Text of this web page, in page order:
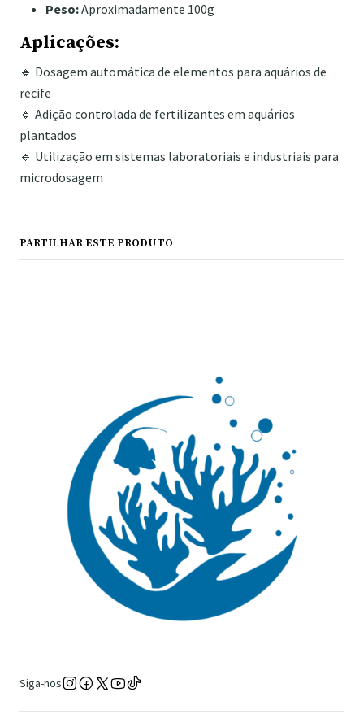
Peso:Aproximadamente 100g
Aplicações:
🔹 Dosagem automática de elementos para aquários de
recife
🔹 Adição controlada de fertilizantes em aquários
plantados
🔹 Utilização em sistemas laboratoriais e industriais para
microdosagem
PARTILHAR ESTE PRODUTO
Siga-nos